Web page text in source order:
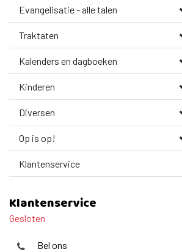
Evangelisatie - alle talen
Traktaten
Kalenders en dagboeken
Kinderen
Diversen
Op is op!
Klantenservice
Klantenservice
Gesloten
Bel ons